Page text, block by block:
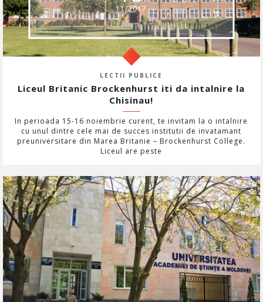
11/2017
LECTII PUBLICE
Liceul Britanic Brockenhurst iti da intalnire la
Chisinau!
In perioada 15-16 noiembrie curent, te invitam la o intalnire
cu unul dintre cele mai de succes institutii de invatamant
preuniversitare din Marea Britanie – Brockenhurst College.
Liceul are peste